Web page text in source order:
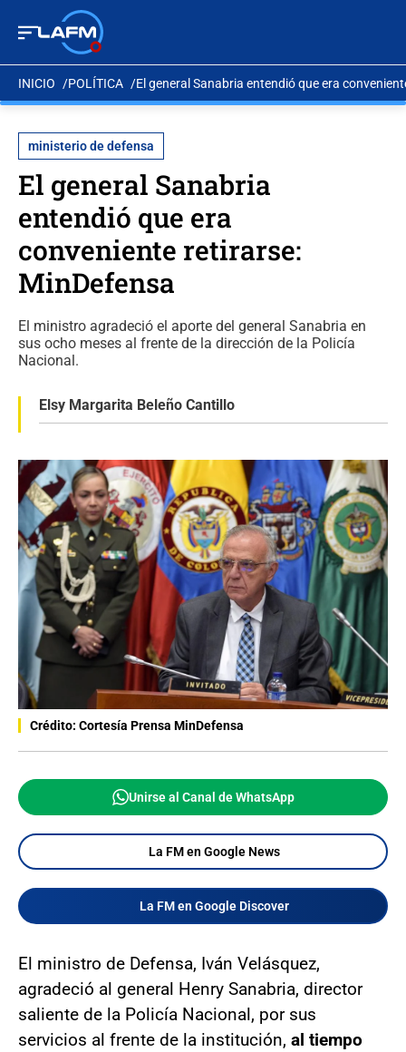
INICIO POLÍTICA El general Sanabria entendió que era
ministerio de defensa
El general Sanabria
entendió que era
conveniente retirarse:
MinDefensa
El ministro agradeció el aporte del general Sanabria en
sus ocho meses al frente de la dirección de la Policía
Nacional.
Elsy Margarita Beleño Cantillo
Crédito: Cortesía Prensa MinDefensa
Unirse al Canal de WhatsApp
La FM en Google News
La FM en Google Discover
El ministro de Defensa, Iván Velásquez,
agradeció al general Henry Sanabria, director
saliente de la Policía Nacional, por sus
servicios al frente de la institución, al tiempo